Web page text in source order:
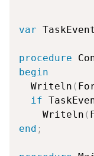
var TaskEvent
procedure
begin
  Writeln
(
if
    Writeln
(
end ;